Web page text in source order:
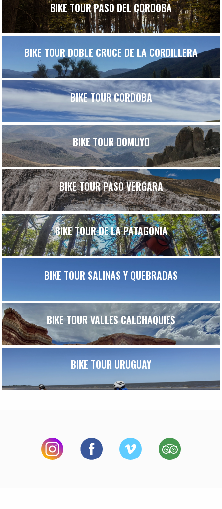
BIKE TOUR PASO DEL CORDOBA
BIKE TOUR DOBLE CRUCE DE LA CORDILLERA
BIKE TOUR CORDOBA
BIKE TOUR DOMUYO
BIKE TOUR PASO VERGARA
BIKE TOUR DE LA PATAGONIA
BIKE TOUR SALINAS Y QUEBRADAS
BIKE TOUR VALLES CALCHAQUIES
BIKE TOUR URUGUAY